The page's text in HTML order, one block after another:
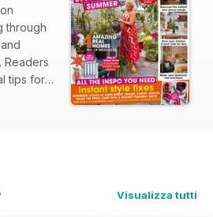
through
Readers
tips for
Visualizza tutti